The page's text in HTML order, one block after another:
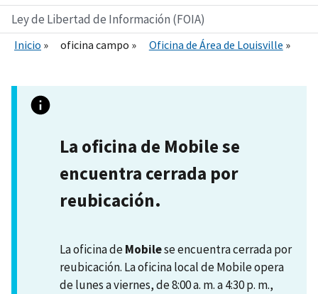
Ley de Libertad de Información (FOIA)
Inicio oficina campo Oficina de Área de Louisville
La oficina de Mobile se
encuentra cerrada por
reubicación.
La oficina deMobilese encuentra cerrada por
reubicación. La oficina local de Mobile opera
de lunes a viernes, de 8:00 a. m. a 4:30 p. m.,